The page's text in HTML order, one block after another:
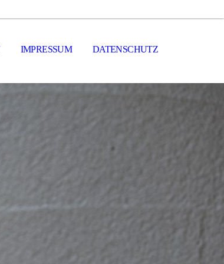
IMPRESSUM DATENSCHUTZ